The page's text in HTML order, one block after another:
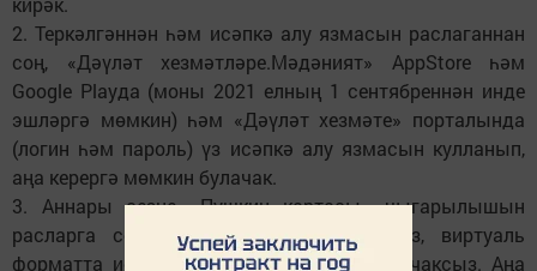
2. Теркәлгәннән һәм исәпкә алу язмасын раслаганнан
соң, «Дәүләт хезмәтләре.Мәдәният» AppStore һәм
Google Playда (моны 2021 елның 1 сентябреннән инде
эшләргә мөмкин) һәм «Дәүләт хезмәте» порталында
(логин һәм пароль) үз исәпкә алу язмасын кулланып,
аңа керергә мөмкин булачак.
3. Аннары сезне «Пушкин картасы» чыгарылышын
расларга сораячаклар. Шуннан соң, сез, виртуаль
форматта исемле картаның хуҗасы булачаксыз. Аңа